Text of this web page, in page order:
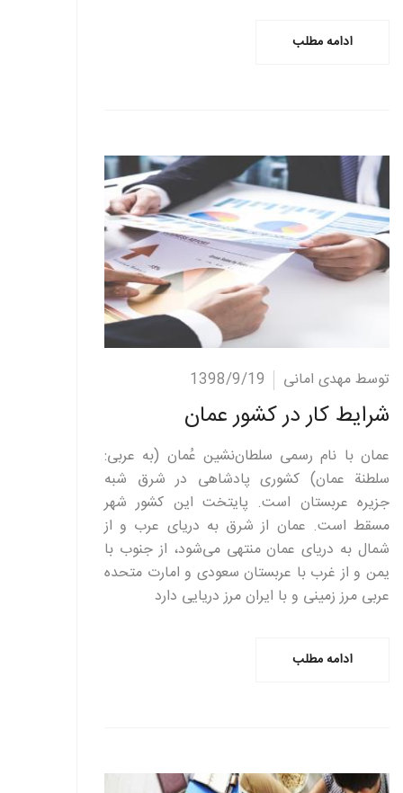
ادامه مطلب
ادامه مطلب توسط مهدی امانی 1398/9/19
شرایط کار در کشور عمان
عمان با نام رسمی سلطان‌نشین عُمان (به عربی:
سلطنة عمان) کشوری پادشاهی در شرق شبه
جزیره عربستان است. پایتخت این کشور شهر
مسقط است. عمان از شرق به دریای عرب و از
شمال به دریای عمان منتهی می‌شود، از جنوب با
یمن و از غرب با عربستان سعودی و امارت متحده
عربی مرز زمینی و با ایران مرز دریایی دارد
ادامه مطلب